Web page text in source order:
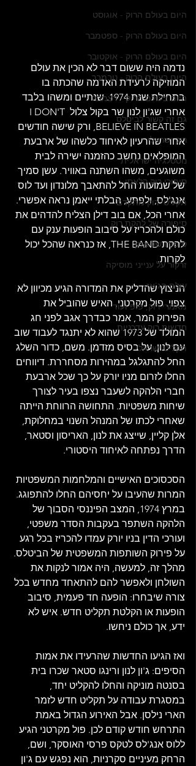
היום בעולם הרוק - אוגוסט
היום בעולם הרוק - ספטמבר
היום בעולם הרוק - אוקטובר
היום בעולם הרוק - נובמבר
היום בעולם הרוק - דצמבר
גם זה קשור לביטלס
רוק ישראלי
נוסטלגיה ישראלית
סיפורי רוק קלאסי
תקליטי רוק מתקדם
סיפורה של להקת רוק
סיפורו של אמן
זרקור על ענייני מוסיקה
עולם הג'אז
מאמרי רוק, פופ ועוד
חדשות רוק עדכניות
תקליט ישראלי
נדמה היה ששום דבר לא הכין את עולם
המוזיקה לרעידת האדמה שהכתה בו
בתחילת שנת 1974. שנתיים ומשהו בלבד
אחרי שג'ון לנון שר בקול צלול I DON'T
BELIEVE IN BEATLES, ורק שישה חודשים
אחרי שהרעיון לאיחוד כלשהו של ארבעת
המופלאים נחשב כהזמנה ישירה לבית
משוגעים, משהו השתנה באוויר. עשן סמיך
של שמועות החל להתאבך מלונדון ועד לוס
אנג'לס, ולפתע, הבלתי ייאמן נראה אפשרי.
אחרי הכל, אם בוב דילן הצליח להדהים את
כולם ולהכריז על סיבוב הופעות ענק עם
להקת THE BAND, אז כנראה שהכל יכול
לקרות.
הניצוץ שהדליק את המדורה הגיע מכיוון לא
צפוי. פול מקרטני, האיש שהוביל את
הפירוק המר, אמר כבדרך אגב לפני חג
המולד של 1973 שהוא לא יתנגד לעבוד שוב
עם לנון, על בסיס מזדמן. משם, כדור השלג
החל להתגלגל במהירות מסחררת. דיווחים
החלו לזרום מניו יורק על כך שכל ארבעת
חברי הלהקה לשעבר נצפו בעיר לצורך
שיחות משפטיות. התחושה הרווחת הייתה
שאחרי לכתו של המנהל השנוי במחלוקת,
אלן קליין, שייצג את לנון, האריסון וסטאר,
הדרך נפתחה לאיחוד היסטורי.
הסכסוכים האישיים והמלחמות המשפטיות
המרות שהעיבו על יחסיהם החלו להתפוגג.
במרץ 1974, המצב הפיננסי הסבוך של
הלהקה השתפר בעקבות הסדר משפטי,
ועורכי הדין בניו יורק עמדו להכריז בכל רגע
על פירוק השותפות המשפטית של הביטלס.
מהלך זה, למעשה, היה אמור לנקות את
השולחן ולאפשר להם להתאחד מחדש בכל
צורה שיבחרו: הופעה חד פעמית, סיבוב
הופעות או הקלטת תקליט חדש. איש לא
ידע, אך כולם ניחשו.
ואז הגיעו החדשות שהרעידו את אמות
הסיפים: ג'ון לנון ורינגו סטאר שכרו בית
בסנטה מוניקה והחלו להקליט יחד,
במסגרת עבודה על תקליט חדש לזמר
הארי נילסן. אבל האירוע הגדול באמת
התרחש חודש קודם לכן. פול מקרטני הגיע
ללוס אנג'לס לטקס פרסי האוסקר, ושם,
הרחק מעיניים סקרניות, הוא נפגש עם ג'ון